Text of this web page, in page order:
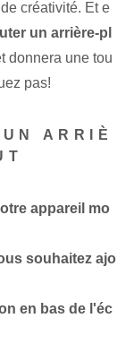
créativité. Et e
un arrière-pl
donnera une tou
pas!
ARRIÈ
appareil mo
souhaitez ajo
en bas de l'éc